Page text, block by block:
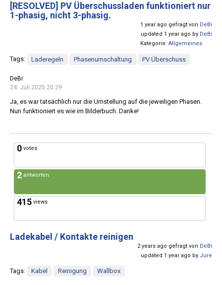
[RESOLVED] PV Überschussladen funktioniert nur
1-phasig, nicht 3-phasig.
1 year ago gefragt von DeBi
updated 1 year ago by DeBi
Kategorie: Allgemeines
Tags: Laderegeln Phasenumschaltung PV Überschuss
DeBi
24. Juli 2025 20:29
Ja, es war tatsächlich nur die Umstellung auf die jeweiligen Phasen.
Nun funktioniert es wie im Bilderbuch. Danke!
0 votes
2 antworten
415 views
Ladekabel / Kontakte reinigen
2 years ago gefragt von DeBi
updated 1 year ago by Jure
Tags: Kabel Reinigung Wallbox